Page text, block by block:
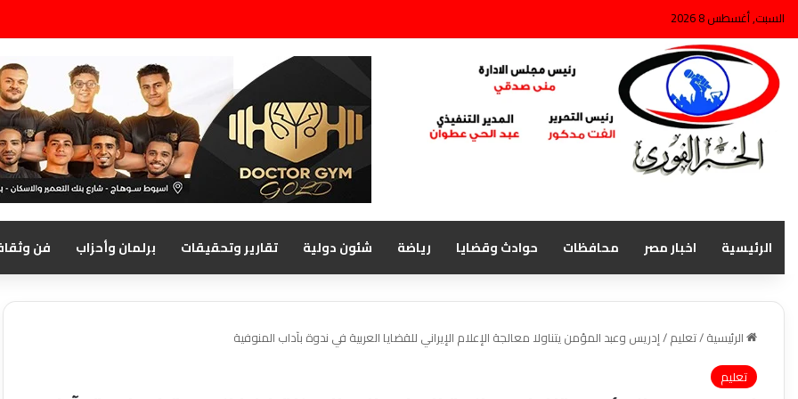
السبت, أغسطس 8 2026
الرئيسية اخبار مصر محافظات حوادث وقضايا رياضة شئون دولية تقارير وتحقيقات برلمان وأحزاب فن
الرئيسية/تعليم/إدريس وعبد المؤمن يتناولا معالجة الإعلام الإيراني للقضايا العربية في ندوة بآداب المنوفية
تعليم